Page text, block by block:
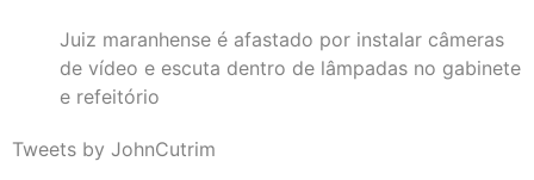
Juiz maranhense é afastado por instalar câmeras
de vídeo e escuta dentro de lâmpadas no gabinete
e refeitório
Tweets by JohnCutrim